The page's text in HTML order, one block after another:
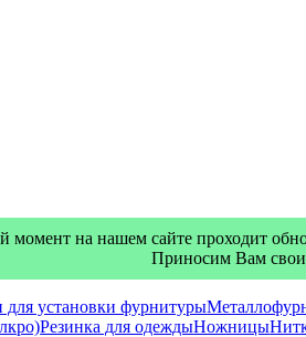
момент на нашем сайте проходит
Приносим Вам свои
для установки фурнитуры
Резинка для одеждыНожницы